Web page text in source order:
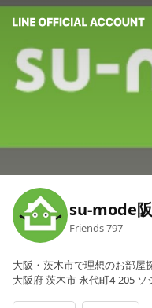
su-mode
Friends797
大阪・茨木市で理想のお部屋
大阪府 茨木市 永代町4-205